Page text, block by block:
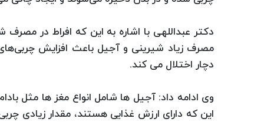
دكتر عبداللهی با اشاره به این كه افراط در
مصرف زیاد شیرینی و آجیل باعث افزایش
دچار اختلال می كند.
وی ادامه داد: آجیل ها شامل انواع مغز ها مثل
این كه دارای ارزش غذایی هستند، مقدار زیادی